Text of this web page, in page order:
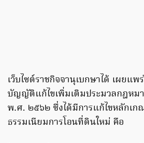
เว็บไซต์ราชกิจจานุเบกษาได้ เผยแ
บัญญัติแก้ไขเพิ่มเติมประมวลกฎห
พ.ศ. ๒๕๖๒ ซึ่งได้มีการแก้ไขหลักเก
ธรรมเนียมการโอนที่ดินใหม่ คือ